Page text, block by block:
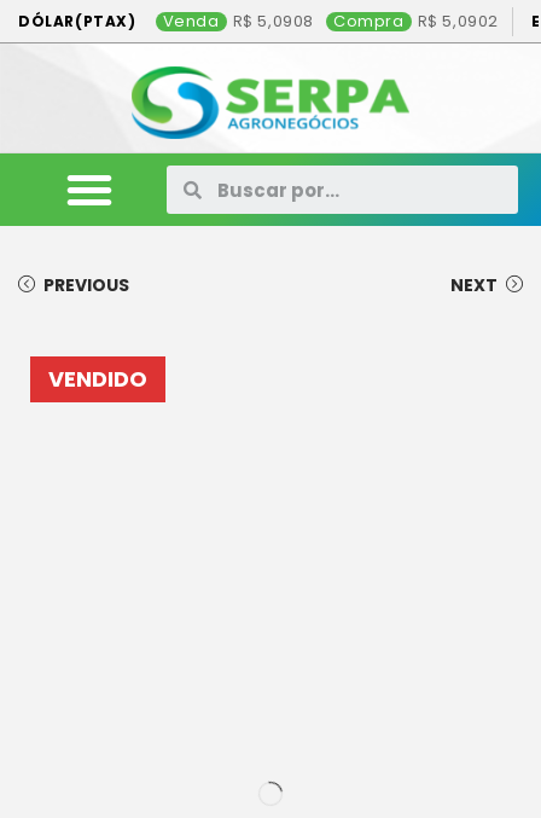
DÓLAR(PTAX) Venda 5,0908 Compra 5,0902
PREVIOUS NEXT
VENDIDO